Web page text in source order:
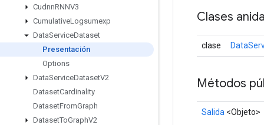
CudnnRNNV3
CumulativeLogsumexp
DataServiceDataset
Presentación
Options
DataServiceDatasetV2
DatasetCardinality
DatasetFromGraph
DatasetToGraphV2
Clases
clase
Métodos
Salida <Objeto>